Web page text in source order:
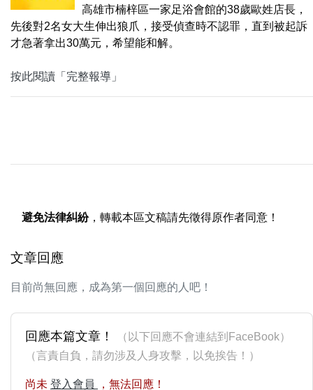
高雄市楠梓區一家足浴會館的38歲歐姓店長，
先後對2名女大生伸出狼爪，接受偵查時不認罪，直到被起訴
才急著拿出30萬元，希望能和解。
按此閱讀「完整報導」
避免法律糾紛，轉載本區文稿請先徵得原作者同意！
文章回應
目前尚無回應，成為第一個回應的人吧！
回應本篇文章！
（以下回應不會連結到FaceBook）
（言責自負，請勿涉及人身攻擊，以免挨告！）
尚未 登入會員 ，無法回應！